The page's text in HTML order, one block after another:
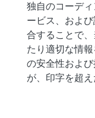
独自のコーデ
ービス、およ
合することで
たり適切な情
の安全性およ
が、印字を超え